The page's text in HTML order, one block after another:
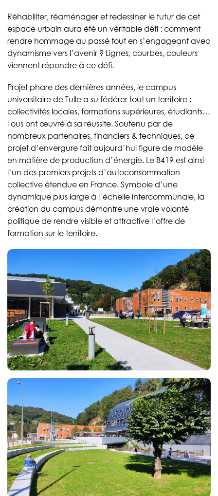
Réhabiliter, réaménager et redessiner le futur de cet
espace urbain aura été un véritable défi : comment
rendre hommage au passé tout en s’engageant avec
dynamisme vers l’avenir ? Lignes, courbes, couleurs
viennent répondre à ce défi.
Projet phare des dernières années, le campus
universitaire de Tulle a su fédérer tout un territoire :
collectivités locales, formations supérieures, étudiants…
Tous ont œuvré à sa réussite. Soutenu par de
nombreux partenaires, financiers & techniques, ce
projet d’envergure fait aujourd’hui figure de modèle
en matière de production d’énergie. Le B419 est ainsi
l’un des premiers projets d’autoconsommation
collective étendue en France. Symbole d’une
dynamique plus large à l’échelle intercommunale, la
création du campus démontre une vraie volonté
politique de rendre visible et attractive l’offre de
formation sur le territoire.